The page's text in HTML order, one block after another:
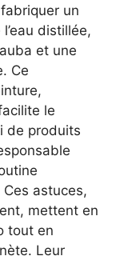
un
distillée,
et une
Ce
le
de produits
Ces astuces,
mettent en
tout en
Leur